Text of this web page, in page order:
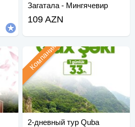
Загатала - Мингячевир
109 AZN
2-дневный тур Quba
Компания